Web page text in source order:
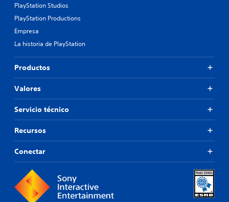
PlayStation Studios
PlayStation Productions
Empresa
La historia de PlayStation
Productos
Valores
Servicio técnico
Recursos
Conectar